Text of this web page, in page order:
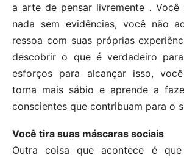
a arte de pensar livremente . Você
nada sem evidências, você não
ressoa com suas próprias
descobrir o que é verdadeiro
esforços para alcançar isso,
torna mais sábio e aprende a
conscientes que contribuam para o
Você tira suas máscaras sociais
Outra coisa que acontece é